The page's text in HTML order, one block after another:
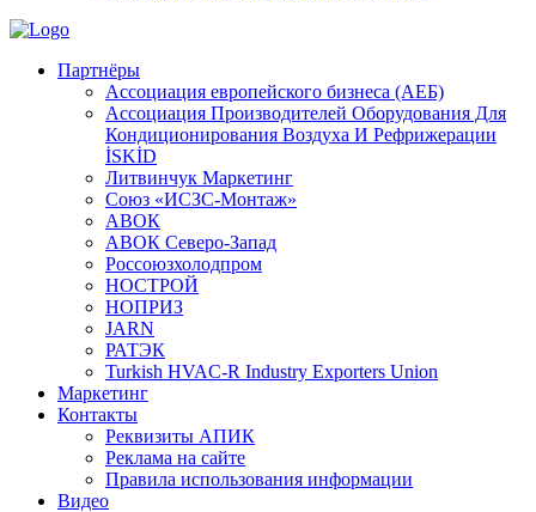
Партнёры
Ассоциация европейского бизнеса (АЕБ)
Aссоциация Производителей Оборудования Для
Кондиционирования Воздуха И Рефрижерации
İSKİD
Литвинчук Маркетинг
Союз «ИСЗС-Монтаж»
АВОК
АВОК Северо-Запад
Россоюзхолодпром
НОСТРОЙ
НОПРИЗ
JARN
РАТЭК
Turkish HVAC-R Industry Exporters Union
Маркетинг
Контакты
Реквизиты АПИК
Реклама на сайте
Правила использования информации
Видео